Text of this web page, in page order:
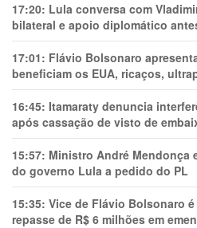
17:20: Lula conversa com
bilateral e apoio diplomático
17:01: Flávio Bolsonaro
beneficiam os EUA, ricaços,
16:45: Itamaraty denuncia
após cassação de visto de
15:57: Ministro André Mendonça
do governo Lula a pedido do PL
15:35: Vice de Flávio Bolsonaro
repasse de R$ 6 milhões em